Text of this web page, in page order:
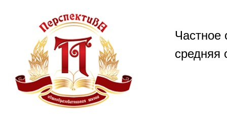
содержимому
Частное
средняя